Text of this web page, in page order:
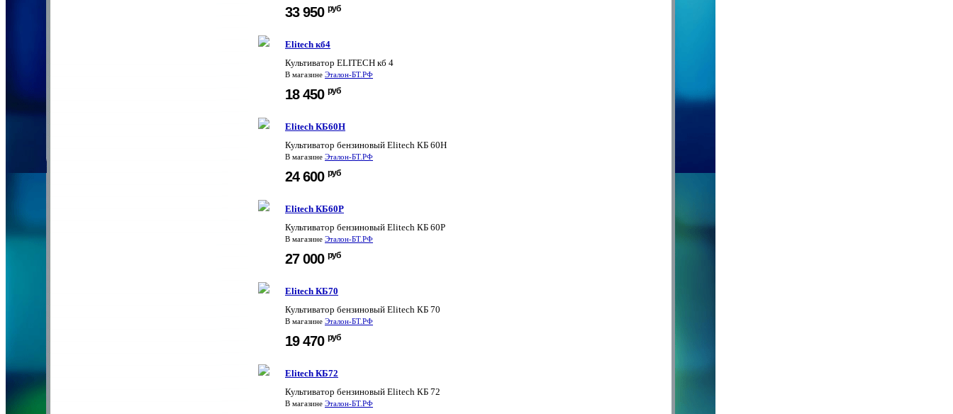
33 950 руб
Elitech кб4
Культиватор ELITECH кб 4
В магазине Эталон-БТ.РФ
18 450 руб
Elitech КБ60Н
Культиватор бензиновый Elitech КБ 60Н
В магазине Эталон-БТ.РФ
24 600 руб
Elitech КБ60Р
Культиватор бензиновый Elitech КБ 60Р
В магазине Эталон-БТ.РФ
27 000 руб
Elitech КБ70
Культиватор бензиновый Elitech КБ 70
В магазине Эталон-БТ.РФ
19 470 руб
Elitech КБ72
Культиватор бензиновый Elitech КБ 72
В магазине Эталон-БТ.РФ